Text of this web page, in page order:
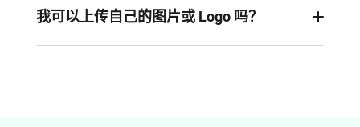
被严格保密，在你主动公开之前，内容始终是私密
我可以上传自己的图片或 Logo 吗？